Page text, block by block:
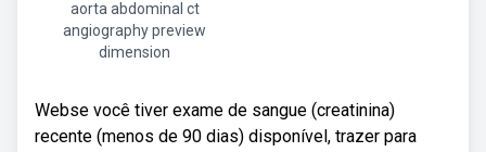
aorta abdominal ct
angiography preview
dimension
Webse você tiver exame de sangue (creatinina)
recente (menos de 90 dias) disponível, trazer para